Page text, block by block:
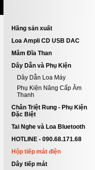
Hãng sản xuất
Loa Ampli CD USB DAC
Mâm Đĩa Than
Dây Dẫn và Phụ Kiện
Dây Dẫn Loa Máy
Phụ Kiện Nâng Cấp Âm
Thanh
Chân Triệt Rung - Phụ Kiện
Đặc Biệt
Tai Nghe và Loa Bluetooth
HOTLINE - 090.68.171.68
Hộp tiếp mát điện
Dây tiếp mát